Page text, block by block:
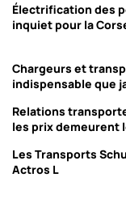
Électrification des
inquiet pour la
Chargeurs et
indispensable que
Relations
les prix demeurent
Les Transports
Actros L